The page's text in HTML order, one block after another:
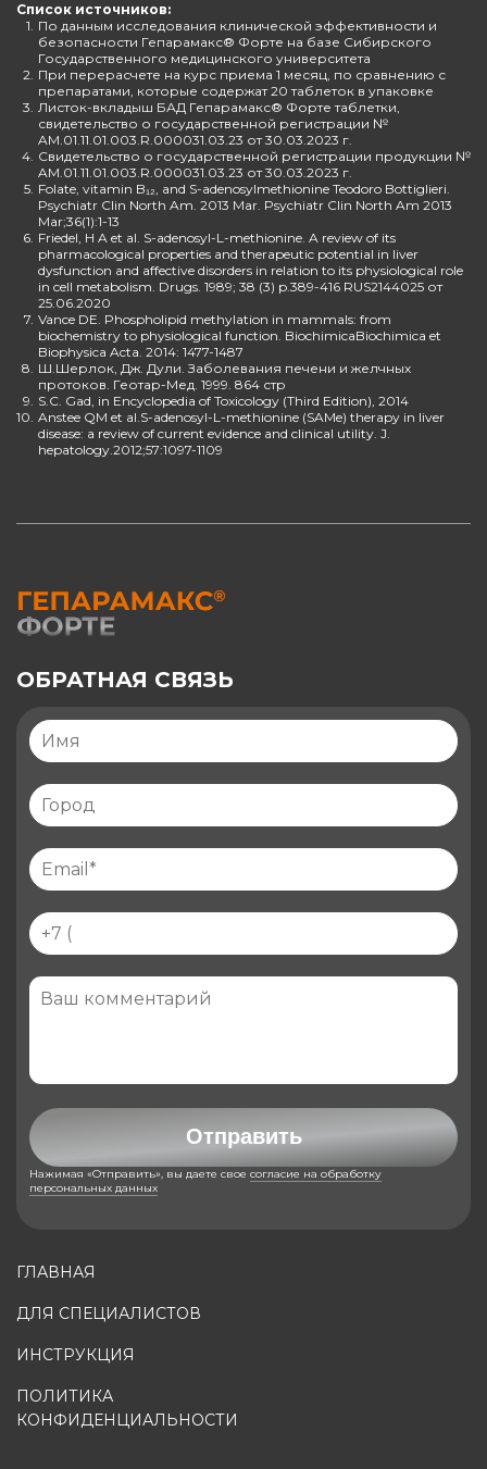
Список источников:
1. По данным исследования клинической эффективности и
безопасности Гепарамакс® Форте на базе Сибирского
Государственного медицинского университета
2. При перерасчете на курс приема 1 месяц, по сравнению с
препаратами, которые содержат 20 таблеток в упаковке
3. Листок-вкладыш БАД Гепарамакс® Форте таблетки,
свидетельство о государственной регистрации №
AM.01.11.01.003.R.000031.03.23 от 30.03.2023 г.
4. Свидетельство о государственной регистрации продукции №
AM.01.11.01.003.R.000031.03.23 от 30.03.2023 г.
5. Folate, vitamin B₁₂, and S-adenosylmethionine Teodoro Bottiglieri.
Psychiatr Clin North Am. 2013 Mar. Psychiatr Clin North Am 2013
Mar;36(1):1-13
6. Friedel, H A et al. S-adenosyl-L-methionine. A review of its
pharmacological properties and therapeutic potential in liver
dysfunction and affective disorders in relation to its physiological role
in cell metabolism. Drugs. 1989; 38 (3) p.389-416 RUS2144025 от
25.06.2020
7. Vance DE. Phospholipid methylation in mammals: from
biochemistry to physiological function. BiochimicaBiochimica et
Biophysica Acta. 2014: 1477-1487
8. Ш.Шерлок, Дж. Дули. Заболевания печени и желчных
протоков. Геотар-Мед. 1999. 864 стр
9. S.C. Gad, in Encyclopedia of Toxicology (Third Edition), 2014
10. Anstee QM et al.S-adenosyl-L-methionine (SAMe) therapy in liver
disease: a review of current evidence and clinical utility. J.
hepatology.2012;57:1097-1109
ГЛАВНАЯ
ДЛЯ СПЕЦИАЛИСТОВ
ИНСТРУКЦИЯ
ПОЛИТИКА
КОНФИДЕНЦИАЛЬНОСТИ
ОБРАТНАЯ СВЯЗЬ
Отправить
Нажимая «Отправить», вы даете свое согласие на обработку
персональных данных